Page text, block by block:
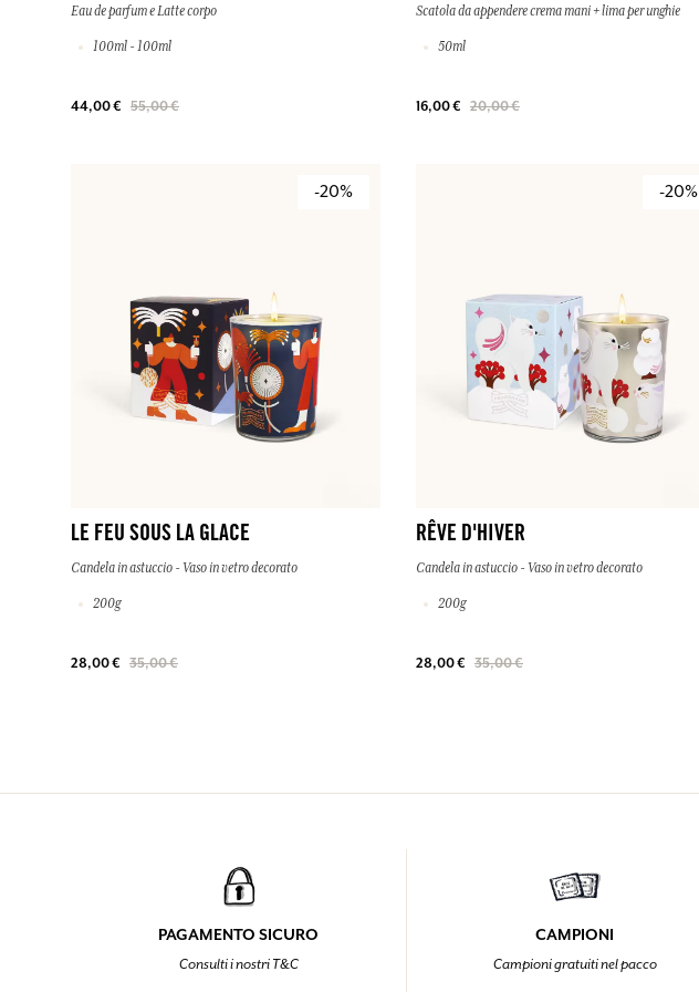
Eau de parfum e Latte corpo
100ml - 100ml
44,00 € 55,00 €
Scatola da appendere crema mani + lima per unghie
50ml
16,00 € 20,00 €
-20%
LE FEU SOUS LA GLACE
Candela in astuccio - Vaso in vetro decorato
200g
28,00 € 35,00 €
-20%
RÊVE D'HIVER
Candela in astuccio - Vaso in vetro decorato
200g
28,00 € 35,00 €
PAGAMENTO SICURO
Consulti i nostri T&C
CAMPIONI
Campioni gratuiti nel pacco